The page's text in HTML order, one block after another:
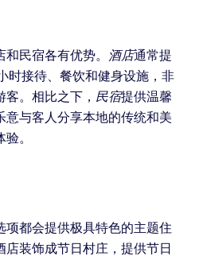
民宿各有优势。 酒店通常提
时接待、餐饮和健身设施，非
。相比之下， 民宿提供温馨
意与客人分享本地的传统和美
。
项都会提供极具特色的主题住
店装饰成节日村庄，提供节日